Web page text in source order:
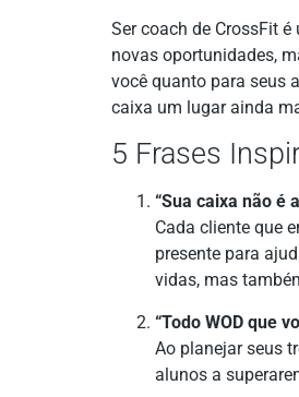
Ser coach de CrossFit
novas oportunidades,
você quanto para seus
caixa um lugar ainda
5 Frases
“Sua caixa não é
Cada cliente que
presente para
vidas, mas
“Todo WOD que
Ao planejar seus
alunos a